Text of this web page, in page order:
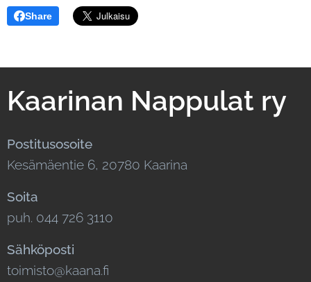
Share
Kaarinan Nappulat ry
Postitusosoite
Kesämäentie 6, 20780 Kaarina
Soita
puh. 044 726 3110
Sähköposti
toimisto@kaana.fi